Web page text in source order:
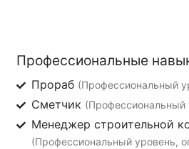
Профессиональные
Прораб (Профессиональный
Сметчик (Профессиональный
Менеджер строительной
(Профессиональный уровень,